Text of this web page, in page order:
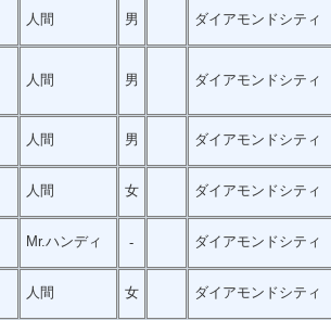
人間 男 ダイアモンドシティ
人間 男 ダイアモンドシティ
人間 男 ダイアモンドシティ
人間 女 ダイアモンドシティ
Mr.ハンディ - ダイアモンドシティ
人間 女 ダイアモンドシティ